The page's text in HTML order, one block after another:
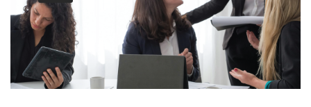
Artigos
Contactos
Login